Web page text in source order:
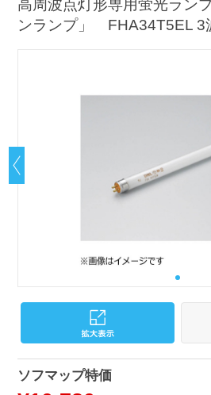
高周波点灯形専用蛍光ラン
ンランプ」 FHA34T5EL 3
ソフマップ特価